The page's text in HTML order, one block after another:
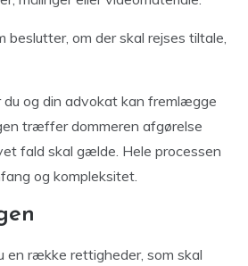
om der skal rejses tiltale,
og din advokat kan fremlægge
træffer dommeren afgørelse
fald skal gælde. Hele processen
og kompleksitet.
en række rettigheder, som skal